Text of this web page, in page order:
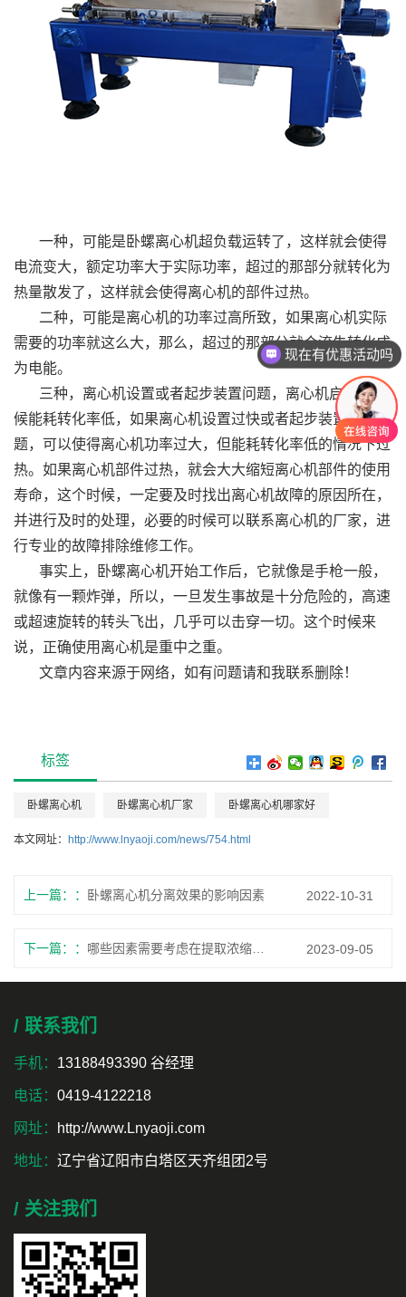
一种，可能是卧螺离心机超负载运转了，这样就会使得
电流变大，额定功率大于实际功率，超过的那部分就转化为
热量散发了，这样就会使得离心机的部件过热。
二种，可能是离心机的功率过高所致，如果离心机实际
需要的功率就这么大，那么，超过的那部分就会流失转化成
为电能。
三种，离心机设置或者起步装置问题，离心机启动的时
候能耗转化率低，如果离心机设置过快或者起步装置出了问
题，可以使得离心机功率过大，但能耗转化率低的情况下过
热。如果离心机部件过热，就会大大缩短离心机部件的使用
寿命，这个时候，一定要及时找出离心机故障的原因所在，
并进行及时的处理，必要的时候可以联系离心机的厂家，进
行专业的故障排除维修工作。
事实上，卧螺离心机开始工作后，它就像是手枪一般，
就像有一颗炸弹，所以，一旦发生事故是十分危险的，高速
或超速旋转的转头飞出，几乎可以击穿一切。这个时候来
说，正确使用离心机是重中之重。
文章内容来源于网络，如有问题请和我联系删除！
标签
卧螺离心机 卧螺离心机厂家 卧螺离心机哪家好
本文网址： http://www.lnyaoji.com/news/754.html
上一篇： 卧螺离心机分离效果的影响因素 2022-10-31
下一篇： 2023-09-05
/ 联系我们
手机： 13188493390 谷经理
电话： 0419-4122218
网址： http://www.Lnyaoji.com
地址： 辽宁省辽阳市白塔区天齐组团2号
/ 关注我们
现在有优惠活动吗